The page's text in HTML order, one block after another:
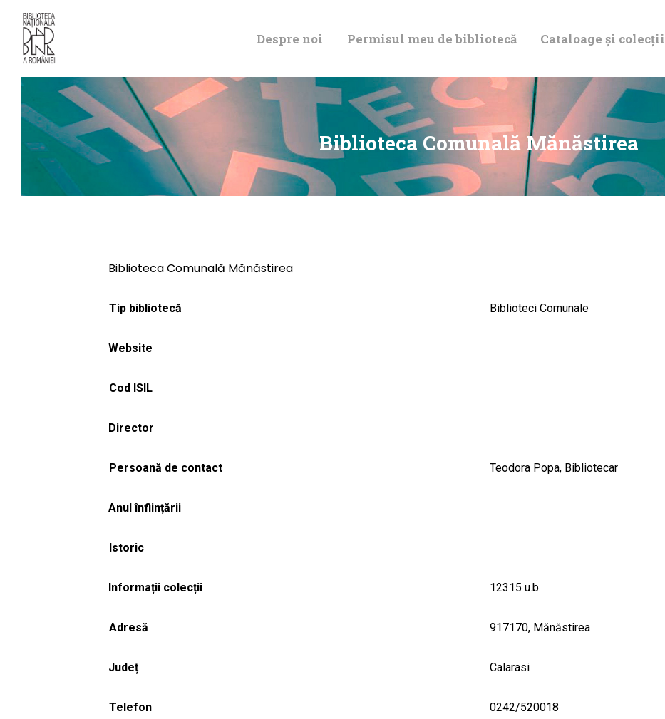
Despre noi Permisul meu de bibliotecă Cataloage și colecții
Biblioteca Comunală Mănăstirea
DE BIBLIOTECĂ
CATALOAGE ȘI
COLECȚII
Biblioteca Comunală Mănăstirea
Tip bibliotecă Biblioteci Comunale
Website
Cod ISIL
Director
Persoană de contact Teodora Popa, Bibliotecar
Anul înființării
Istoric
Informații colecții 12315 u.b.
Adresă 917170, Mănăstirea
Județ Calarasi
Telefon 0242/520018